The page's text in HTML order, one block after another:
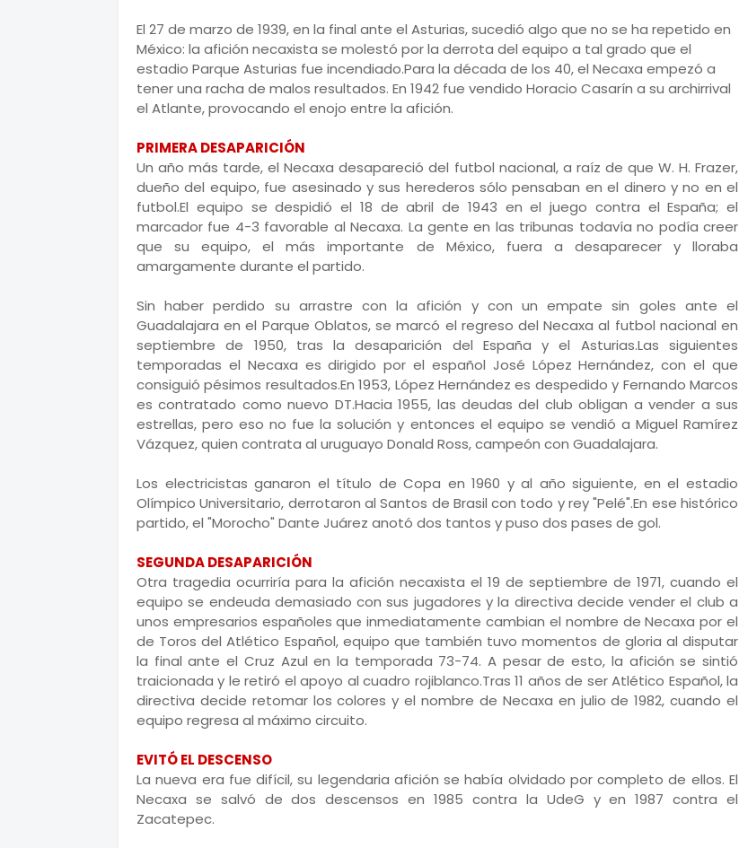
El 27 de marzo de 1939, en la final ante el Asturias, sucedió algo que no se ha repetido en
México: la afición necaxista se molestó por la derrota del equipo a tal grado que el
estadio Parque Asturias fue incendiado.Para la década de los 40, el Necaxa empezó a
tener una racha de malos resultados. En 1942 fue vendido Horacio Casarín a su archirrival
el Atlante, provocando el enojo entre la afición.
PRIMERA DESAPARICIÓN
Un año más tarde, el Necaxa desapareció del futbol nacional, a raíz de que W. H. Frazer,
dueño del equipo, fue asesinado y sus herederos sólo pensaban en el dinero y no en el
futbol.El equipo se despidió el 18 de abril de 1943 en el juego contra el España; el
marcador fue 4-3 favorable al Necaxa. La gente en las tribunas todavía no podía creer
que su equipo, el más importante de México, fuera a desaparecer y lloraba
amargamente durante el partido.
Sin haber perdido su arrastre con la afición y con un empate sin goles ante el
Guadalajara en el Parque Oblatos, se marcó el regreso del Necaxa al futbol nacional en
septiembre de 1950, tras la desaparición del España y el Asturias.Las siguientes
temporadas el Necaxa es dirigido por el español José López Hernández, con el que
consiguió pésimos resultados.En 1953, López Hernández es despedido y Fernando Marcos
es contratado como nuevo DT.Hacia 1955, las deudas del club obligan a vender a sus
estrellas, pero eso no fue la solución y entonces el equipo se vendió a Miguel Ramírez
Vázquez, quien contrata al uruguayo Donald Ross, campeón con Guadalajara.
Los electricistas ganaron el título de Copa en 1960 y al año siguiente, en el estadio
Olímpico Universitario, derrotaron al Santos de Brasil con todo y rey "Pelé".En ese histórico
partido, el "Morocho" Dante Juárez anotó dos tantos y puso dos pases de gol.
SEGUNDA DESAPARICIÓN
Otra tragedia ocurriría para la afición necaxista el 19 de septiembre de 1971, cuando el
equipo se endeuda demasiado con sus jugadores y la directiva decide vender el club a
unos empresarios españoles que inmediatamente cambian el nombre de Necaxa por el
de Toros del Atlético Español, equipo que también tuvo momentos de gloria al disputar
la final ante el Cruz Azul en la temporada 73-74. A pesar de esto, la afición se sintió
traicionada y le retiró el apoyo al cuadro rojiblanco.Tras 11 años de ser Atlético Español, la
directiva decide retomar los colores y el nombre de Necaxa en julio de 1982, cuando el
equipo regresa al máximo circuito.
EVITÓ EL DESCENSO
La nueva era fue difícil, su legendaria afición se había olvidado por completo de ellos. El
Necaxa se salvó de dos descensos en 1985 contra la UdeG y en 1987 contra el
Zacatepec.